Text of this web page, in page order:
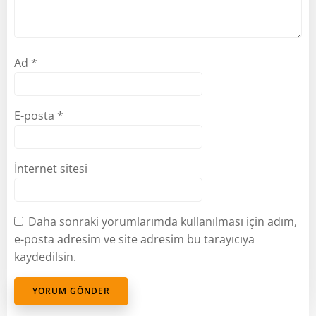
Ad *
E-posta *
İnternet sitesi
Daha sonraki yorumlarımda kullanılması için adım,
e-posta adresim ve site adresim bu tarayıcıya
kaydedilsin.